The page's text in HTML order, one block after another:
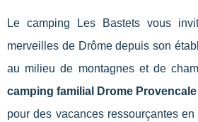
Le camping Les Bastets vous
merveilles de Drôme depuis son
au milieu de montagnes et de
camping familial Drome Provencale
pour des vacances ressourçantes